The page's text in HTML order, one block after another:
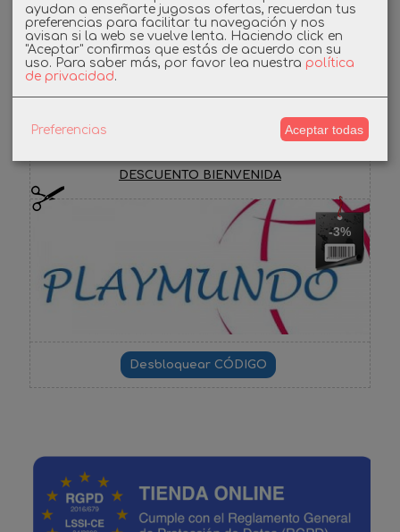
Instagram
Facebook
Cupones
DESCUENTO BIENVENIDA
-3%
ayudan a enseñarte jugosas ofertas, recuerdan tus
preferencias para facilitar tu navegación y nos
avisan si la web se vuelve lenta. Haciendo click en
"Aceptar" confirmas que estás de acuerdo con su
uso. Para saber más, por favor lea nuestra política
de privacidad.
Preferencias Aceptar todas